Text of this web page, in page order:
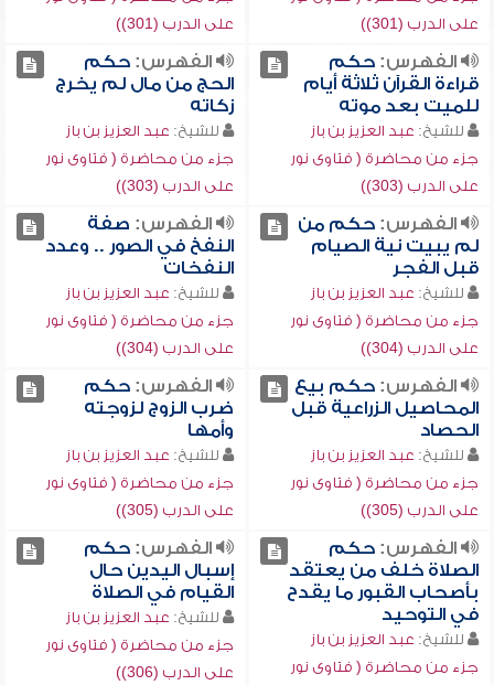
على الدرب (301))
على الدرب (301))
الفهرس:حكم
قراءة القرآن ثلاثة أيام
للميت بعد موته
للشيخ: عبد العزيز بن باز
جزء من محاضرة ( فتاوى نور
على الدرب (303))
الفهرس:حكم
الحج من مال لم يخرج
زكاته
للشيخ: عبد العزيز بن باز
جزء من محاضرة ( فتاوى نور
على الدرب (303))
الفهرس:حكم من
لم يبيت نية الصيام
قبل الفجر
للشيخ: عبد العزيز بن باز
جزء من محاضرة ( فتاوى نور
على الدرب (304))
الفهرس: صفة
النفخ في الصور .. وعدد
النفخات
للشيخ: عبد العزيز بن باز
جزء من محاضرة ( فتاوى نور
على الدرب (304))
الفهرس:حكم بيع
المحاصيل الزراعية قبل
الحصاد
للشيخ: عبد العزيز بن باز
جزء من محاضرة ( فتاوى نور
على الدرب (305))
الفهرس:حكم
ضرب الزوج لزوجته
وأمها
للشيخ: عبد العزيز بن باز
جزء من محاضرة ( فتاوى نور
على الدرب (305))
الفهرس:حكم
الصلاة خلف من يعتقد
بأصحاب القبور ما يقدح
في التوحيد
للشيخ: عبد العزيز بن باز
جزء من محاضرة ( فتاوى نور
الفهرس:حكم
إسبال اليدين حال
القيام في الصلاة
للشيخ: عبد العزيز بن باز
جزء من محاضرة ( فتاوى نور
على الدرب (306))